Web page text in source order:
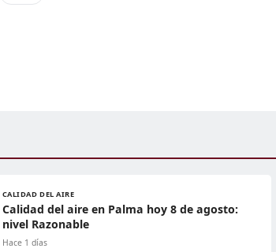
CALIDAD DEL AIRE
Calidad del aire en Palma hoy 8 de agosto:
nivel Razonable
Hace 1 días